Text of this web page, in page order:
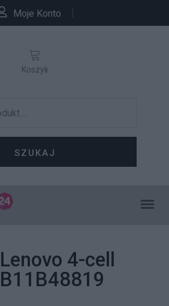
Moje Konto
SZUKAJ
Koszyk
4-cell